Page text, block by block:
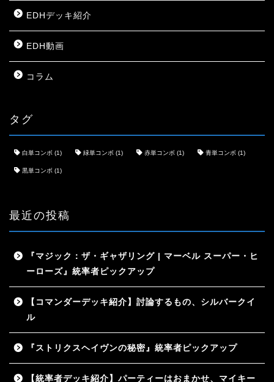
EDHデッキ紹介
EDH動画
コラム
タグ
白単コンボ (1) 緑単コンボ (1) 赤単コンボ (1) 青単コンボ (1)
黒単コンボ (1)
最近の投稿
『マジック：ザ・ギャザリング | マーベル スーパー・ヒ
ーローズ』統率者ピックアップ
【コマンダーデッキ紹介】討論するもの、シルバークイ
ル
『ストリクスヘイヴンの秘密』統率者ピックアップ
【統率者デッキ紹介】パーティーはおまかせ、マイキー